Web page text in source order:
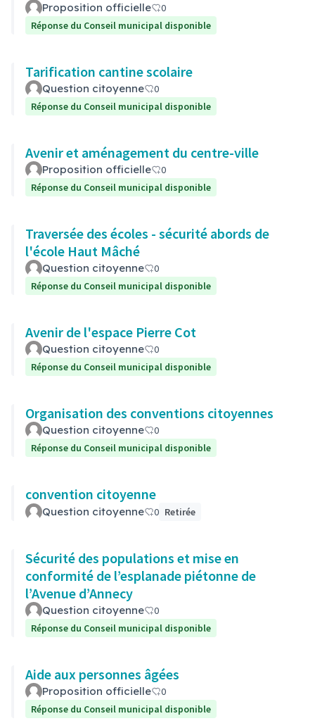
Proposition officielle
0
Réponse du Conseil municipal disponible
Tarification cantine scolaire
Question citoyenne
0
Réponse du Conseil municipal disponible
Avenir et aménagement du centre-ville
Proposition officielle
0
Réponse du Conseil municipal disponible
Traversée des écoles - sécurité abords de
l'école Haut Mâché
Question citoyenne
0
Réponse du Conseil municipal disponible
Avenir de l'espace Pierre Cot
Question citoyenne
0
Réponse du Conseil municipal disponible
Organisation des conventions citoyennes
Question citoyenne
0
Réponse du Conseil municipal disponible
convention citoyenne
Question citoyenne 0 Retirée
Sécurité des populations et mise en
conformité de l’esplanade piétonne de
l’Avenue d’Annecy
Question citoyenne
0
Réponse du Conseil municipal disponible
Aide aux personnes âgées
Proposition officielle
0
Réponse du Conseil municipal disponible